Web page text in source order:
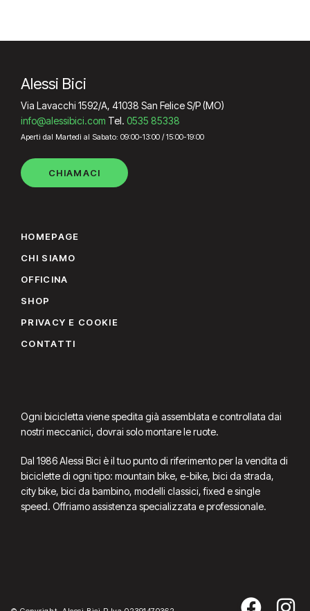
Alessi Bici
Via Lavacchi 1592/A, 41038 San Felice S/P (MO)
info@alessibici.com Tel. 0535 85338
Aperti dal Martedì al Sabato: 09:00-13:00 / 15:00-19:00
CHIAMACI
HOMEPAGE
CHI SIAMO
OFFICINA
SHOP
PRIVACY E COOKIE
CONTATTI
Ogni bicicletta viene spedita già assemblata e controllata dai
nostri meccanici, dovrai solo montare le ruote.
Dal 1986 Alessi Bici è il tuo punto di riferimento per la vendita di
biciclette di ogni tipo: mountain bike, e-bike, bici da strada,
city bike, bici da bambino, modelli classici, fixed e single
speed. Offriamo assistenza specializzata e professionale.